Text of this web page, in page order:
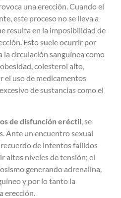
una erección. Cuando el
este proceso no se lleva a
resulta en la imposibilidad de
Esto suele ocurrir por
la circulación sanguínea como
colesterol alto,
el uso de medicamentos
de sustancias como el
de disfunción eréctil , se
Ante un encuentro sexual
de intentos fallidos
altos niveles de tensión; el
generando adrenalina,
y por lo tanto la
erección.